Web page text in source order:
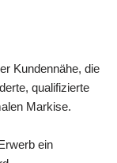
Kundennähe, die
qualifizierte
Markise.
ein